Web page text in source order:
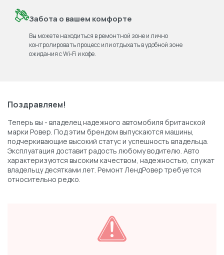
Забота о вашем комфорте
Вы можете находиться в ремонтной зоне и лично
контролировать процесс или отдыхать в удобной зоне
ожидания с Wi‑Fi и кофе.
Поздравляем!
Теперь вы - владелец надежного автомобиля британской
марки Ровер. Под этим брендом выпускаются машины,
подчеркивающие высокий статус и успешность владельца.
Эксплуатация доставит радость любому водителю. Авто
характеризуются высоким качеством, надежностью, служат
владельцу десятками лет. Ремонт ЛендРовер требуется
относительно редко.